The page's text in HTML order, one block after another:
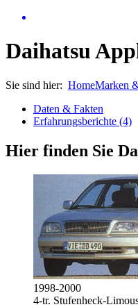
Daihatsu
Sie sind hier: HomeMarken
Daten & Fakten
Erfahrungsberichte (4)
Hier finden Sie
1998-2000
4-tr. Stufenheck-